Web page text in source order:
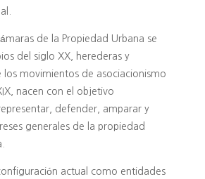
de la Propiedad Urbana se
del siglo XX, herederas y
los movimientos de asociacionismo
nacen con el objetivo
defender, amparar y
generales de la propiedad
actual como entidades